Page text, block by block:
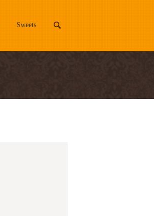
Sweets search